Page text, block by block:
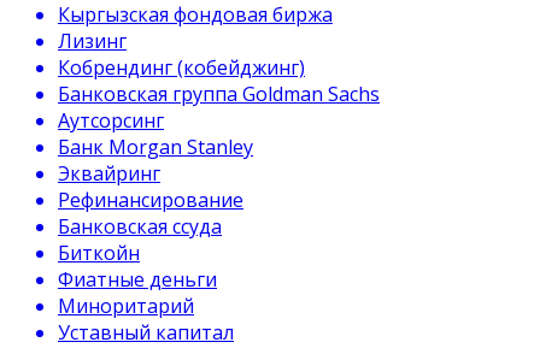
Кыргызская фондовая биржа
Лизинг
Кобрендинг (кобейджинг)
Банковская группа Goldman Sachs
Аутсорсинг
Банк Morgan Stanley
Эквайринг
Рефинансирование
Банковская ссуда
Биткойн
Фиатные деньги
Миноритарий
Уставный капитал